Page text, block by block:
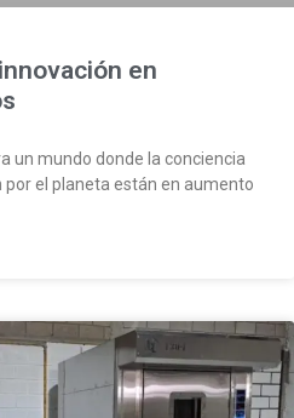
en
un mundo donde la conciencia
el planeta están en aumento